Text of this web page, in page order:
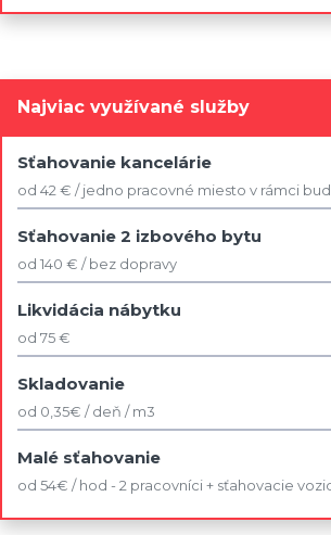
Najviac využívané služby
Sťahovanie kancelárie
od 42 € / jedno pracovné miesto v rámci
Sťahovanie 2 izbového bytu
od 140 € / bez dopravy
Likvidácia nábytku
od 75 €
Skladovanie
od 0,35€ / deň / m3
Malé sťahovanie
od 54€ / hod - 2 pracovníci + sťahovacie